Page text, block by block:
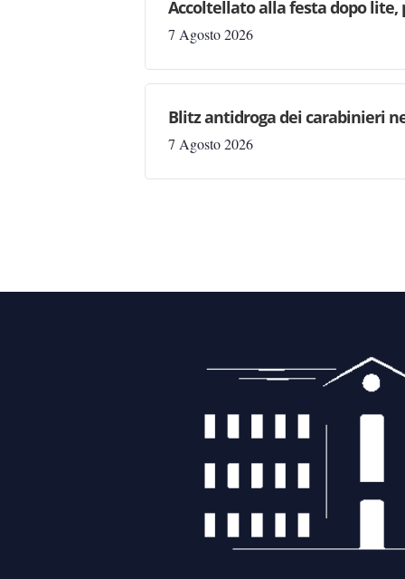
Accoltellato alla festa dopo lite,
7 Agosto 2026
Blitz antidroga dei carabinieri
7 Agosto 2026